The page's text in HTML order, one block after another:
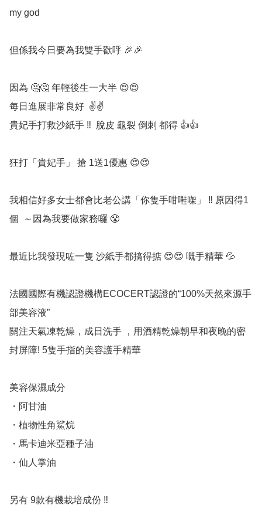
my god
但係我今日要為我雙手歡呼 🎉🎉
因為 🤔🤔 年輕後生一大半 😍😍
每日進展非常良好  ✌️✌️
貴妃手打救沙紙手 ‼️  脫皮 龜裂 倒刺 都得 👍👍
狂打「貴妃手」 搶 1送1優惠 😍😍
我相信好多女士都會比老公講「你隻手咁嚡㗎」 ‼️ 原因得1
個  ～因為我要做家務囉 😤
最近比我發現咗一隻 沙紙手都搞得掂 😍😍 嘅手精華 💦
法國國際有機認證機構ECOCERT認證的“100%天然來源手
部美容液”
關注天氣凍乾燥，成日洗手 ，用酒精乾燥朝早和夜晚的密
封屏障! 5隻手指的美容護手精華
美容保濕成分
・阿甘油
・植物性角鯊烷
・馬卡迪米亞種子油
・仙人掌油
另有 9款有機栽培成份 ‼️